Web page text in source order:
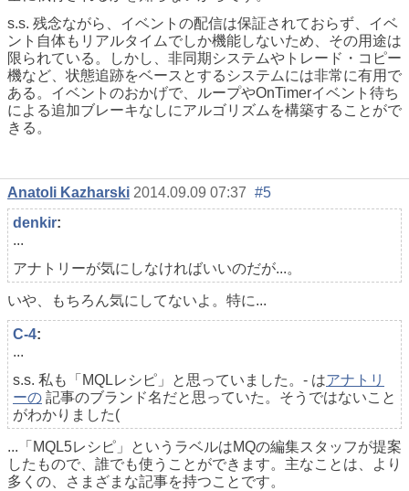
s.s. 残念ながら、イベントの配信は保証されておらず、イベ
ント自体もリアルタイムでしか機能しないため、その用途は
限られている。しかし、非同期システムやトレード・コピー
機など、状態追跡をベースとするシステムには非常に有用で
ある。イベントのおかげで、ループやOnTimerイベント待ち
による追加ブレーキなしにアルゴリズムを構築することがで
きる。
Anatoli Kazharski 2014.09.09 07:37 #5
denkir:
...
アナトリーが気にしなければいいのだが...。
いや、もちろん気にしてないよ。特に...
C-4:
...
s.s. 私も「MQLレシピ」と思っていました。- はアナトリ
ーの 記事のブランド名だと思っていた。そうではないこと
がわかりました(
...「MQL5レシピ」というラベルはMQの編集スタッフが提案
したもので、誰でも使うことができます。主なことは、より
多くの、さまざまな記事を持つことです。